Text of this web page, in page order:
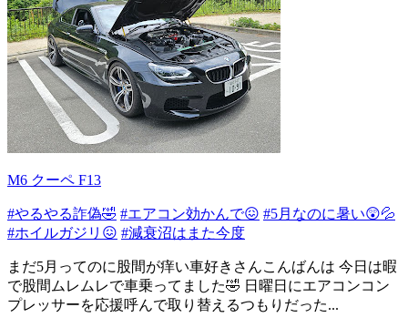
M6 クーペ F13
#やるやる詐偽🤣 #エアコン効かんで😖 #5月なのに暑い😲💦
#ホイルガジリ😖 #減衰沼はまた今度
まだ5月ってのに股間が痒い車好きさんこんばんは 今日は暇
で股間ムレムレで車乗ってました🤣 日曜日にエアコンコン
プレッサーを応援呼んで取り替えるつもりだった...